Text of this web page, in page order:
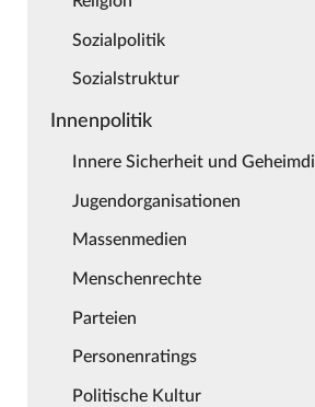
Sozialpolitik
Sozialstruktur
Innenpolitik
Innere Sicherheit und
Jugendorganisationen
Massenmedien
Menschenrechte
Parteien
Personenratings
Politische Kultur